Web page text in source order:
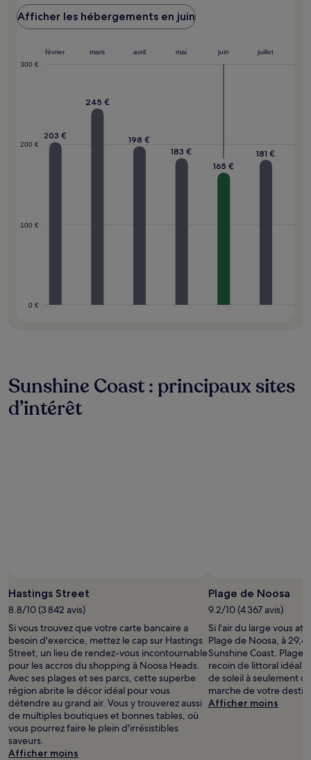
Afficher les hébergements en juin
0 €
100 €
200 €
300 €
février mars avril mai juin juillet
203 €
245 €
198 €
183 €
165 €
181 €
Sunshine Coast : principaux sites
d’intérêt
Hastings Street
8.8/10 (3 842 avis)
Si vous trouvez que votre carte bancaire a
besoin d'exercice, mettez le cap sur Hastings
Street, un lieu de rendez-vous incontournable
pour les accros du shopping à Noosa Heads.
Avec ses plages et ses parcs, cette superbe
région abrite le décor idéal pour vous
détendre au grand air. Vous y trouverez aussi
de multiples boutiques et bonnes tables, où
vous pourrez faire le plein d'irrésistibles
saveurs.
Afficher moins
Plage de Noosa
9.2/10 (4 367 avis)
Si l'air du large vous
Plage de Noosa, à
Sunshine Coast. Plage
recoin de littoral idéal
de soleil à seulement
marche de votre
Afficher moins